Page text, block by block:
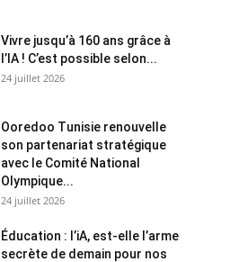
Vivre jusqu’à 160 ans grâce à
l’IA ! C’est possible selon...
24 juillet 2026
Ooredoo Tunisie renouvelle
son partenariat stratégique
avec le Comité National
Olympique...
24 juillet 2026
Éducation : l’iA, est-elle l’arme
secrète de demain pour nos